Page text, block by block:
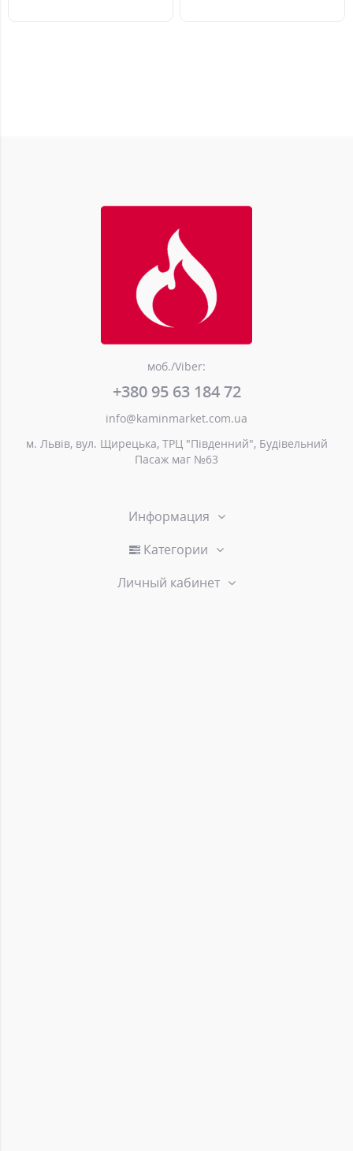
моб./Viber:
+380 95 63 184 72
info@kaminmarket.com.ua
м. Львів, вул. Щирецька, ТРЦ "Південний", Будівельний
Пасаж маг №63
Информация
Категории
Личный кабинет